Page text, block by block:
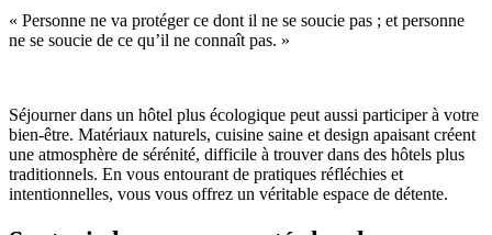
« Personne ne va protéger ce dont il ne se soucie pas ; et personne
ne se soucie de ce qu’il ne connaît pas. »
Séjourner dans un hôtel plus écologique peut aussi participer à votre
bien-être. Matériaux naturels, cuisine saine et design apaisant créent
une atmosphère de sérénité, difficile à trouver dans des hôtels plus
traditionnels. En vous entourant de pratiques réfléchies et
intentionnelles, vous vous offrez un véritable espace de détente.